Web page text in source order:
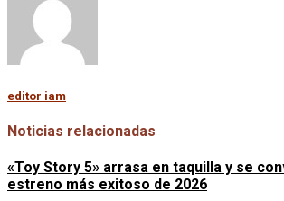
editor iam
Noticias relacionadas
«Toy Story 5» arrasa en taquilla y se
estreno más exitoso de 2026